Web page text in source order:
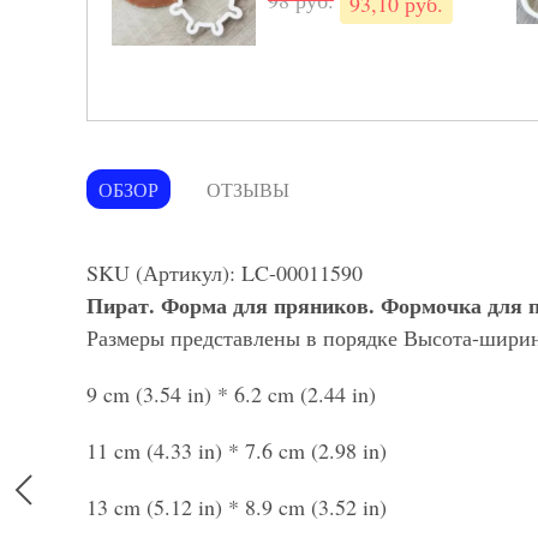
5 cm (2,0 in)
шампанского"
11 cm (4,3 in)
116 руб.
4 из 4
ОБЗОР ОТЗЫВЫ
SKU (Артикул): LC-00011590
Пират. Форма для пряников. Формочка для
Размеры представлены в порядке Высота-
9 cm (3.54 in) * 6.2 cm (2.44 in)
11 cm (4.33 in) * 7.6 cm (2.98 in)
13 cm (5.12 in) * 8.9 cm (3.52 in)